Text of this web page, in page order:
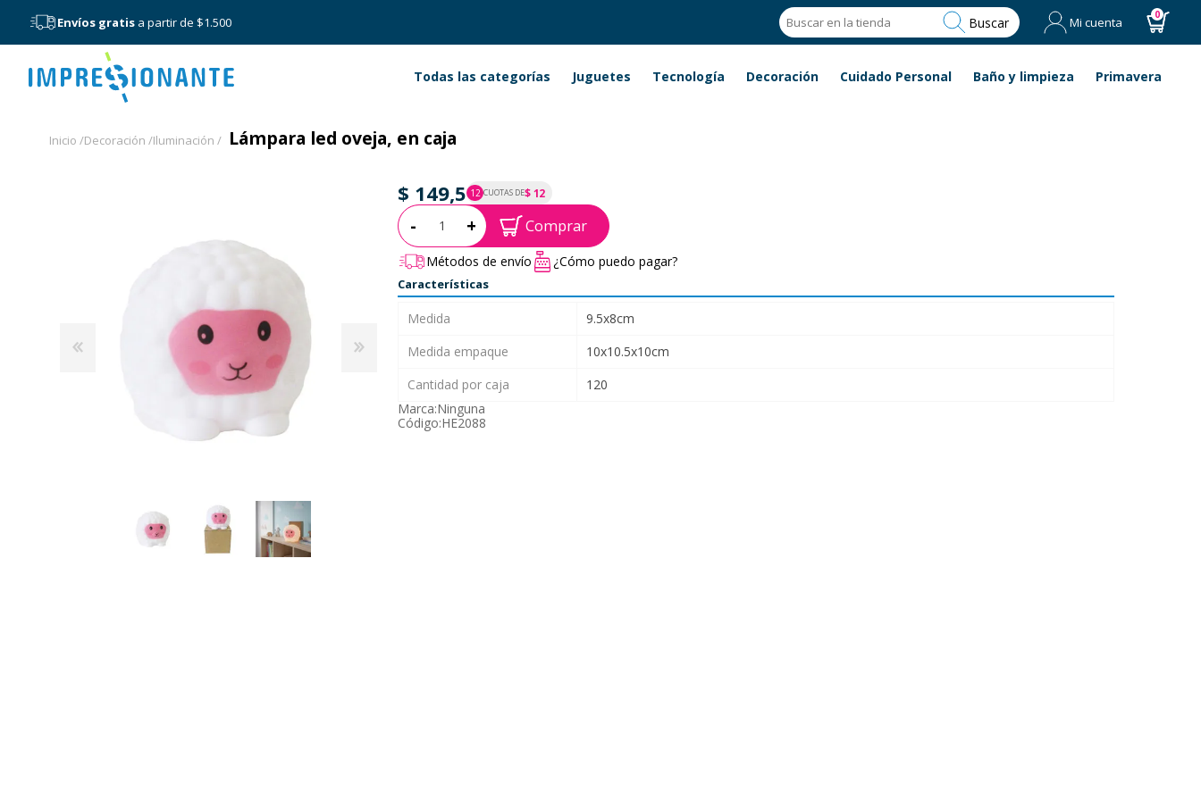
Envíos gratis a partir de $1.500 Buscar Mi cuenta 0
Menú Todas las categorías Juguetes Tecnología Decoración Cuidado Personal Baño y limpieza Primavera
Inicio /Decoración /Iluminación / Lámpara led oveja, en caja
$ 149,5 12 CUOTAS DE$ 12
P.T.F. $ 150
Cantidad:
- + Comprar
Métodos de envío ¿Cómo puedo pagar?
Características
Medida
9.5x8cm
Medida empaque
10x10.5x10cm
Cantidad por caja
120
Marca:Ninguna
Código:HE2088